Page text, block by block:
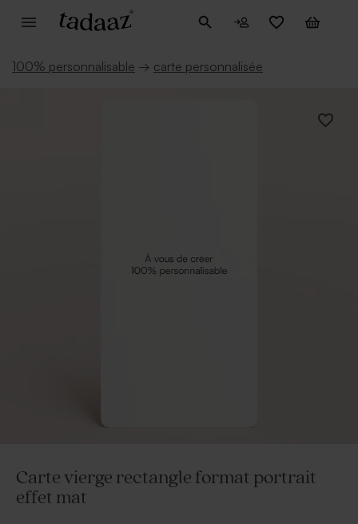
100% personnalisable → carte personnalisée
Carte vierge rectangle format portrait
effet mat